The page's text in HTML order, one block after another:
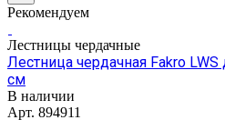
Рекомендуем
Лестницы чердачные
Лестница чердачная Fakro
см
В наличии
Арт. 894911